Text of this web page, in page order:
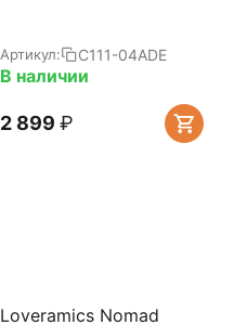
Артикул: C111-04ADE
В наличии
2 899 ₽
Loveramics Nomad